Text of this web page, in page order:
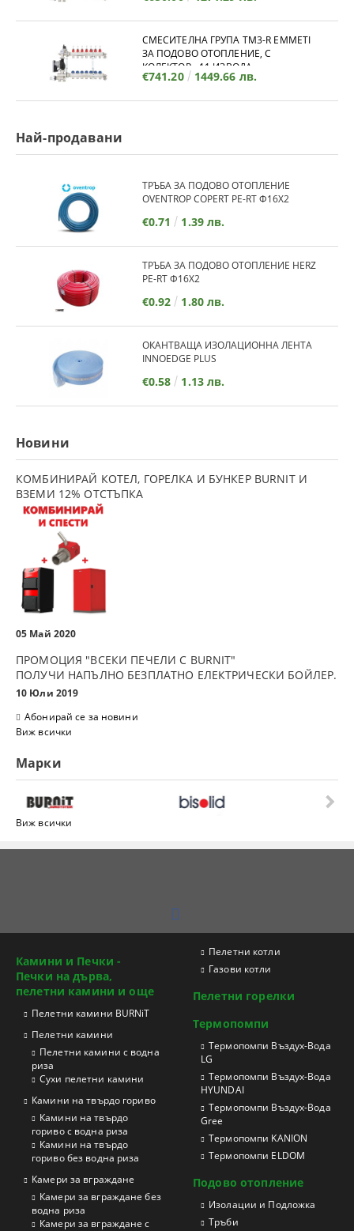
СМЕСИТЕЛНА ГРУПА TM3-R EMMETI
ЗА ПОДОВО ОТОПЛЕНИЕ, С
КОЛЕКТОР - 11 ИЗВОДА
€741.20 1449.66 лв.
Най-продавани
ТРЪБА ЗА ПОДОВО ОТОПЛЕНИЕ
OVENTROP COPERT PE-RT Ф16Х2
€0.71 1.39 лв.
ТРЪБА ЗА ПОДОВО ОТОПЛЕНИЕ HERZ
PE-RT Ф16Х2
€0.92 1.80 лв.
ОКАНТВАЩА ИЗОЛАЦИОННА ЛЕНТА
INNOEDGE PLUS
€0.58 1.13 лв.
Новини
КОМБИНИРАЙ КОТЕЛ, ГОРЕЛКА И БУНКЕР BURNIT И
ВЗЕМИ 12% ОТСТЪПКА
05 Май 2020
ПРОМОЦИЯ "ВСЕКИ ПЕЧЕЛИ С BURNIT"
ПОЛУЧИ НАПЪЛНО БЕЗПЛАТНО ЕЛЕКТРИЧЕСКИ БОЙЛЕР.
10 Юли 2019
Абонирай се за новини
Виж всички
Марки
Виж всички
Камини и Печки -
Печки на дърва,
пелетни камини и още
Пелетни камини BURNiT
Пелетни камини
Пелетни камини с водна
риза
Сухи пелетни камини
Камини на твърдо гориво
Камини на твърдо
гориво с водна риза
Камини на твърдо
гориво без водна риза
Камери за вграждане
Камери за вграждане без
водна риза
Камери за вграждане с
Пелетни котли
Газови котли
Пелетни горелки
Термопомпи
Tермопомпи Въздух-Вода
LG
Термопомпи Въздух-Вода
HYUNDAI
Термопомпи Въздух-Вода
Gree
Термопомпи KANION
Термопомпи ELDOM
Подово отопление
Изолации и Подложка
Тръби